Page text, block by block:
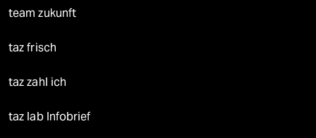
team zukunft
taz frisch
taz zahl ich
taz lab Infobrief